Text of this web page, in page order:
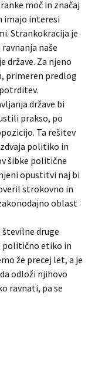
moč in značaj
imajo interesi
Strankokracija je
naše
države. Za njeno
primeren predlog
države bi
prakso, po
Ta rešitev
politiko in
šibke politične
opustitvi naj bi
strokovno in
oblast
številne druge
politično etiko in
že precej let, a je
odloži njihovo
ravnati, pa se